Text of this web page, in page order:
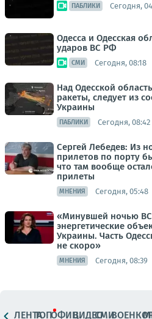
ПАБЛИКИ Сегодня,
Одесса и Одесская
ударов ВС РФ
СМИ Сегодня, 08:18
Над Одесской
ракеты, следует из
Украины
ПАБЛИКИ Сегодня, 08:42
Сергей Лебедев: Из
прилетов по порту
что там вообще
прилеты
МНЕНИЯ Сегодня, 05:48
«Минувшей ночью ВС
энергетические
Украины. Часть
не скоро»
МНЕНИЯ Сегодня, 08:39
ЛЕНТАТОПОФИЦ.ВИДЕОСМИ